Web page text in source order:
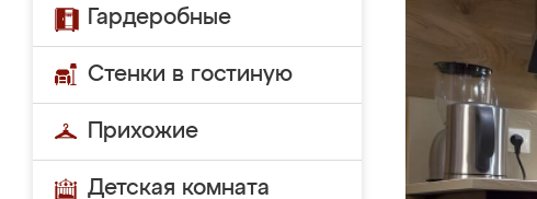
Гардеробные
Стенки в гостиную
Прихожие
Детская комната